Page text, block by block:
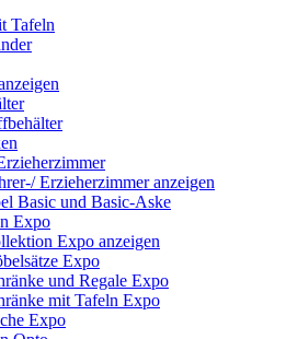
Tafeln
Erzieherzimmer anzeigen
Basic und Basic-Aske
Expo
Expo anzeigen
Expo
und Regale Expo
mit Tafeln Expo
Expo